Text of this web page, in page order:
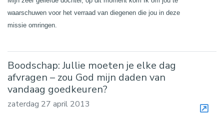
waarschuwen voor het verraad van diegenen die jou in deze
missie omringen.
Boodschap: Jullie moeten je elke dag
afvragen – zou God mijn daden van
vandaag goedkeuren?
zaterdag 27 april 2013